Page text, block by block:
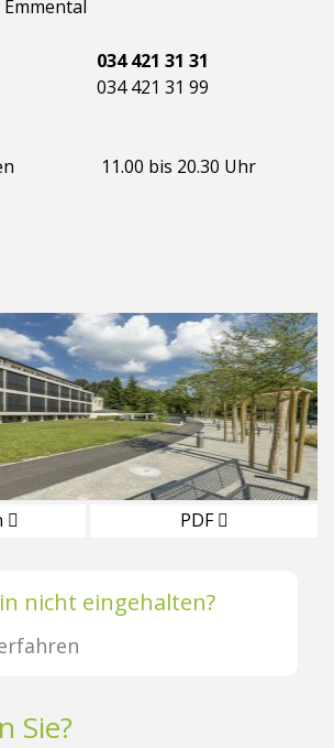
034 421 31 31
034 421 31 99
11.00 bis 20.30 Uhr
PDF
nicht eingehalten?
Sie?